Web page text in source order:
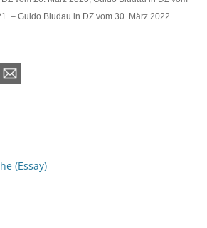
– Guido Bludau in DZ vom 30. März 2022.
(Essay)